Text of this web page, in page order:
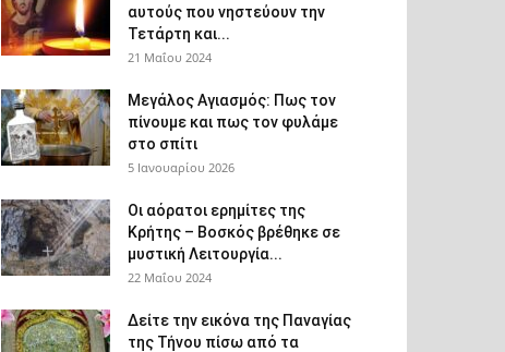
αυτούς που νηστεύουν την
Τετάρτη και...
21 Μαΐου 2024
Μεγάλος Αγιασμός: Πως τον
πίνουμε και πως τον φυλάμε
στο σπίτι
5 Ιανουαρίου 2026
Οι αόρατοι ερημίτες της
Κρήτης – Βοσκός βρέθηκε σε
μυστική Λειτουργία...
22 Μαΐου 2024
Δείτε την εικόνα της Παναγίας
της Τήνου πίσω από τα